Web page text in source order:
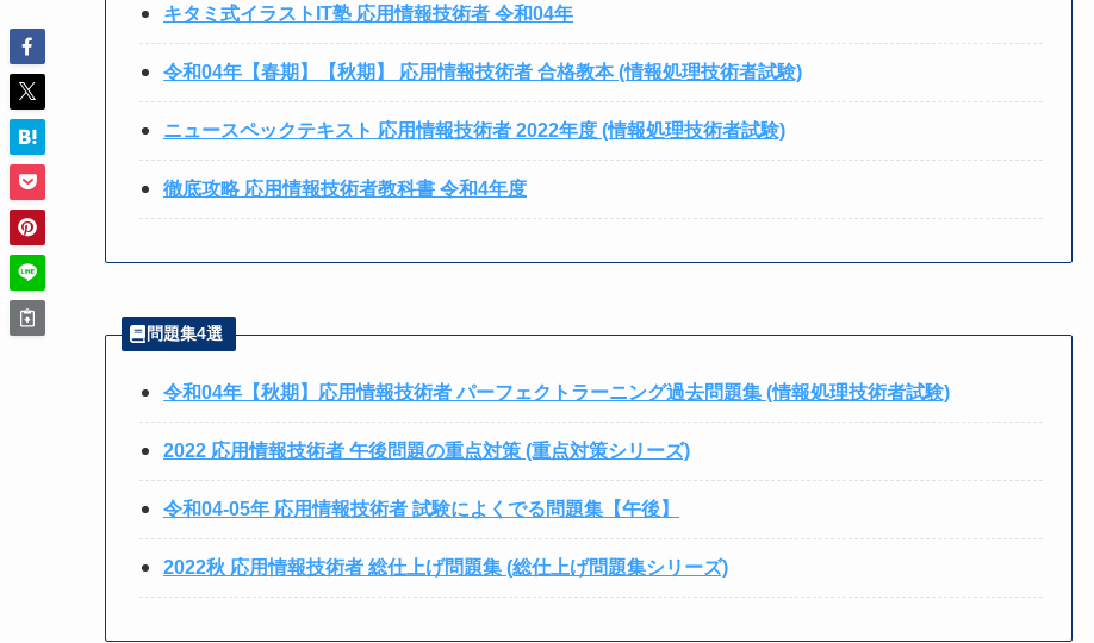
キタミ式イラストIT塾 応用情報技術者 令和04年
令和04年【春期】【秋期】 応用情報技術者 合格教本 (情報処理技術者試験)
ニュースペックテキスト 応用情報技術者 2022年度 (情報処理技術者試験)
徹底攻略 応用情報技術者教科書 令和4年度
問題集4選
令和04年【秋期】応用情報技術者 パーフェクトラーニング過去問題集 (情報処理技術者試験)
2022 応用情報技術者 午後問題の重点対策 (重点対策シリーズ)
令和04-05年 応用情報技術者 試験によくでる問題集【午後】
2022秋 応用情報技術者 総仕上げ問題集 (総仕上げ問題集シリーズ)